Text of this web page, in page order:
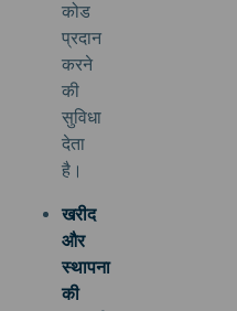
कोड
प्रदान
करने
की
सुविधा
देता
है।
खरीद
और
स्थापना
की